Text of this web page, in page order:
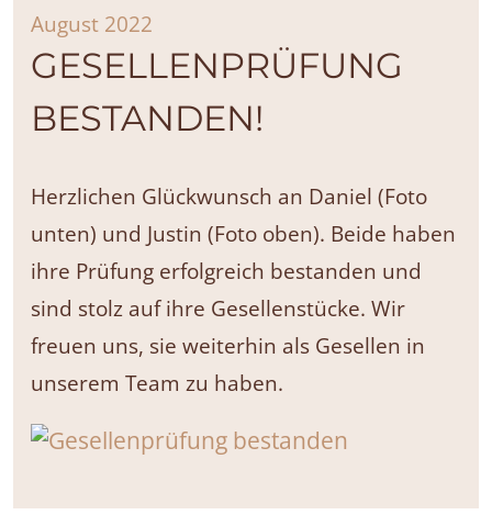
August 2022
GESELLENPRÜFUNG
BESTANDEN!
Herzlichen Glückwunsch an Daniel (Foto
unten) und Justin (Foto oben). Beide haben
ihre Prüfung erfolgreich bestanden und
sind stolz auf ihre Gesellenstücke. Wir
freuen uns, sie weiterhin als Gesellen in
unserem Team zu haben.